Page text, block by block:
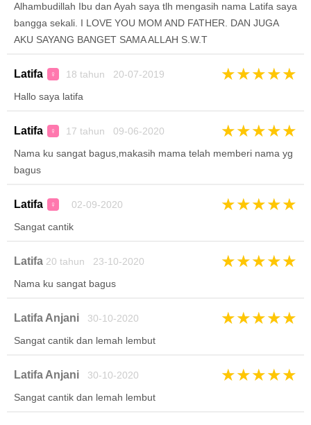
Alhambudillah Ibu dan Ayah saya tlh mengasih nama Latifa saya
bangga sekali. I LOVE YOU MOM AND FATHER. DAN JUGA
AKU SAYANG BANGET SAMA ALLAH S.W.T
Latifa ♀ 18 tahun 20-07-2019 ★★★★★
Hallo saya latifa
Latifa ♀ 17 tahun 09-06-2020 ★★★★★
Nama ku sangat bagus,makasih mama telah memberi nama yg
bagus
Latifa ♀ 02-09-2020 ★★★★★
Sangat cantik
Latifa 20 tahun 23-10-2020 ★★★★★
Nama ku sangat bagus
Latifa Anjani 30-10-2020 ★★★★★
Sangat cantik dan lemah lembut
Latifa Anjani 30-10-2020 ★★★★★
Sangat cantik dan lemah lembut